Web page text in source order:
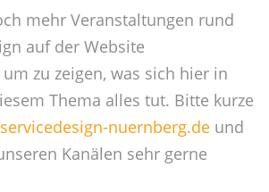
mehr Veranstaltungen rund
auf der Website
zu zeigen, was sich hier in
Thema alles tut. Bitte kurze
nuernberg.de und
Kanälen sehr gerne